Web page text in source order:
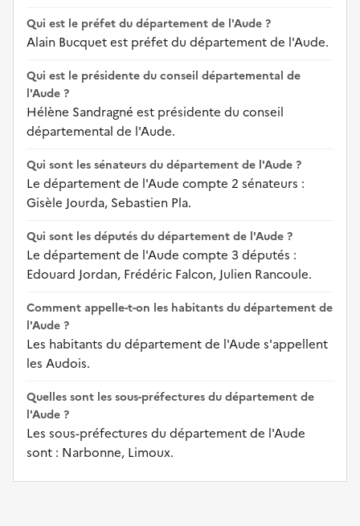
Qui est le préfet du département de l'Aude ?
Alain Bucquet est préfet du département de l'Aude.
Qui est le présidente du conseil départemental de
l'Aude ?
Hélène Sandragné est présidente du conseil
départemental de l'Aude.
Qui sont les sénateurs du département de l'Aude ?
Le département de l'Aude compte 2 sénateurs :
Gisèle Jourda, Sebastien Pla.
Qui sont les députés du département de l'Aude ?
Le département de l'Aude compte 3 députés :
Edouard Jordan, Frédéric Falcon, Julien Rancoule.
Comment appelle-t-on les habitants du département de
l'Aude ?
Les habitants du département de l'Aude s'appellent
les Audois.
Quelles sont les sous-préfectures du département de
l'Aude ?
Les sous-préfectures du département de l'Aude
sont : Narbonne, Limoux.